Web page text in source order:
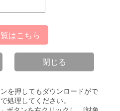
はこちら
閉じる
を押してもダウンロードがで
処理してください。